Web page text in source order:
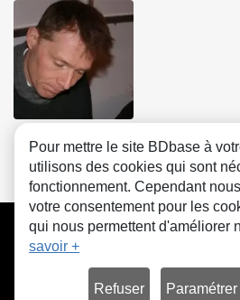
CGU FAQ Contact
Pour mettre le site BDbase à
utilisons des cookies qui sont
fonctionnement. Cependant
votre consentement pour les
qui nous permettent d'améliorer
savoir +
Refuser Paramétrer